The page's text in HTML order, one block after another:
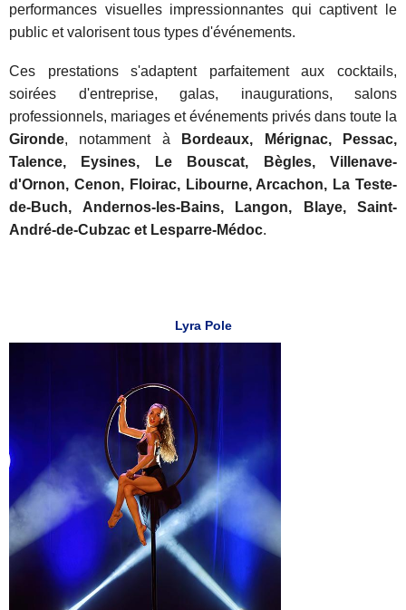
performances visuelles impressionnantes qui captivent le
public et valorisent tous types d'événements.
Ces prestations s'adaptent parfaitement aux cocktails,
soirées d'entreprise, galas, inaugurations, salons
professionnels, mariages et événements privés dans toute la
Gironde, notamment à
Bordeaux, Mérignac, Pessac,
Talence, Eysines, Le Bouscat, Bègles, Villenave-
d'Ornon, Cenon, Floirac, Libourne, Arcachon, La Teste-
de-Buch, Andernos-les-Bains, Langon, Blaye, Saint-
André-de-Cubzac et Lesparre-Médoc.
Lyra Pole